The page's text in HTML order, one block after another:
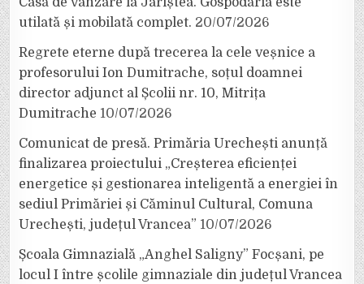
utilată și mobilată complet. 20/07/2026
Regrete eterne după trecerea la cele veșnice a
profesorului Ion Dumitrache, soțul doamnei
director adjunct al Școlii nr. 10, Mitrița
Dumitrache 10/07/2026
Comunicat de presă. Primăria Urechești anunță
finalizarea proiectului „Creșterea eficienței
energetice și gestionarea inteligentă a energiei în
sediul Primăriei și Căminul Cultural, Comuna
Urechești, județul Vrancea” 10/07/2026
Școala Gimnazială „Anghel Saligny” Focșani, pe
locul I între școlile gimnaziale din județul Vrancea